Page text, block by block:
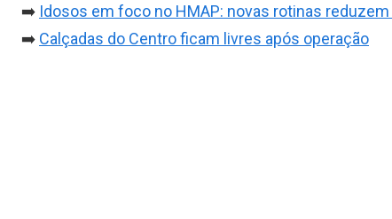
➡️ Idosos em foco no HMAP: novas rotinas
➡️ Calçadas do Centro ficam livres após operação